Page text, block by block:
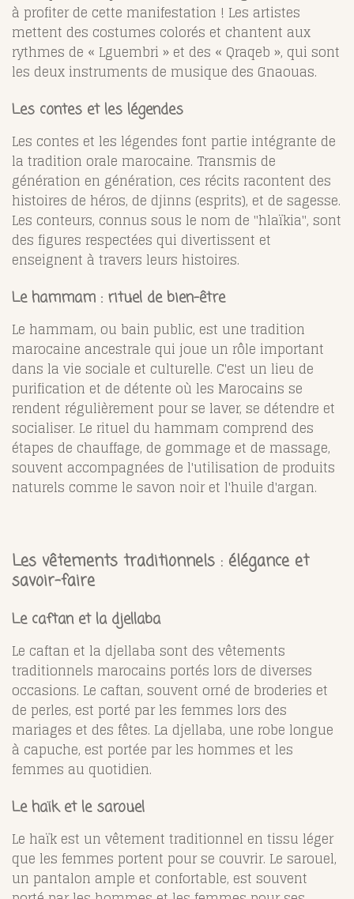
à profiter de cette manifestation ! Les artistes
mettent des costumes colorés et chantent aux
rythmes de « Lguembri » et des « Qraqeb », qui sont
les deux instruments de musique des Gnaouas.
Les contes et les légendes
Les contes et les légendes font partie intégrante de
la tradition orale marocaine. Transmis de
génération en génération, ces récits racontent des
histoires de héros, de djinns (esprits), et de sagesse.
Les conteurs, connus sous le nom de "hlaïkia", sont
des figures respectées qui divertissent et
enseignent à travers leurs histoires.
Le hammam : rituel de bien-être
Le hammam, ou bain public, est une tradition
marocaine ancestrale qui joue un rôle important
dans la vie sociale et culturelle. C'est un lieu de
purification et de détente où les Marocains se
rendent régulièrement pour se laver, se détendre et
socialiser. Le rituel du hammam comprend des
étapes de chauffage, de gommage et de massage,
souvent accompagnées de l'utilisation de produits
naturels comme le savon noir et l'huile d'argan.
Les vêtements traditionnels : élégance et
savoir-faire
Le caftan et la djellaba
Le caftan et la djellaba sont des vêtements
traditionnels marocains portés lors de diverses
occasions. Le caftan, souvent orné de broderies et
de perles, est porté par les femmes lors des
mariages et des fêtes. La djellaba, une robe longue
à capuche, est portée par les hommes et les
femmes au quotidien.
Le haïk et le sarouel
Le haïk est un vêtement traditionnel en tissu léger
que les femmes portent pour se couvrir. Le sarouel,
un pantalon ample et confortable, est souvent